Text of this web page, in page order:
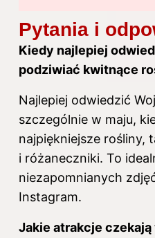
Pytania i
Kiedy najlepiej
podziwiać kwitnące
Najlepiej odwiedzić
szczególnie w maju,
najpiękniejsze rośliny,
i różaneczniki. To
niezapomnianych
Instagram.
Jakie atrakcje